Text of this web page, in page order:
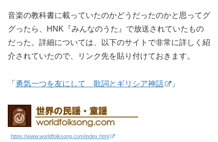
音楽の教科書に載っていたのかどうだったのかと思ってグ
グったら、HNK『みんなのうた』で放送されていたもの
だった。詳細については、以下のサイトで非常に詳しく紹
介されていたので、リンク先を貼り付けておきます。
「 勇気一つを友にして 歌詞とギリシア神話 」
https://www.worldfolksong.com/index.html